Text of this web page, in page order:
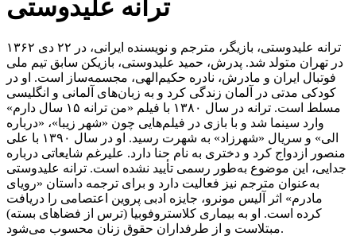
ترانه علیدوستی
ترانه علیدوستی، بازیگر، مترجم و نویسنده ایرانی، در ۲۲ دی ۱۳۶۲
در تهران متولد شد. پدرش، حمید علیدوستی، بازیکن سابق تیم ملی
فوتبال ایران و مادرش، نادره حکیم‌الهی، مجسمه‌ساز است. او در
کودکی مدتی در آلمان زندگی کرد و به زبان‌های آلمانی و انگلیسی
مسلط است. ترانه در سال ۱۳۸۰ با فیلم «من ترانه ۱۵ سال دارم»
وارد سینما شد و با بازی در فیلم‌هایی چون «شهر زیبا»، «درباره
الی» و سریال «شهرزاد» به شهرت رسید. او در سال ۱۳۹۰ با علی
منصور ازدواج کرد و دختری به نام حنا دارد. علیرغم شایعاتی درباره
جدایی، این موضوع به‌طور رسمی تأیید نشده است. ترانه علیدوستی
به‌عنوان مترجم نیز فعالیت دارد و برای ترجمه داستان «رویای
مادرم» اثر آلیس مونرو، جایزه ادبی پروین اعتصامی را دریافت
کرده است. او به بیماری کلاستروفوبیا (ترس از فضاهای بسته)
مبتلاست و از طرفداران حقوق زنان محسوب می‌شود.